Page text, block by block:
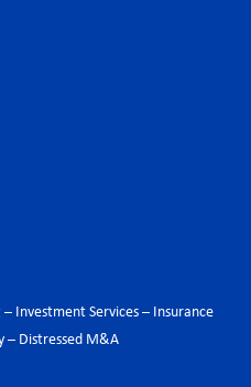
Investment Services – Insurance
– Distressed M&A